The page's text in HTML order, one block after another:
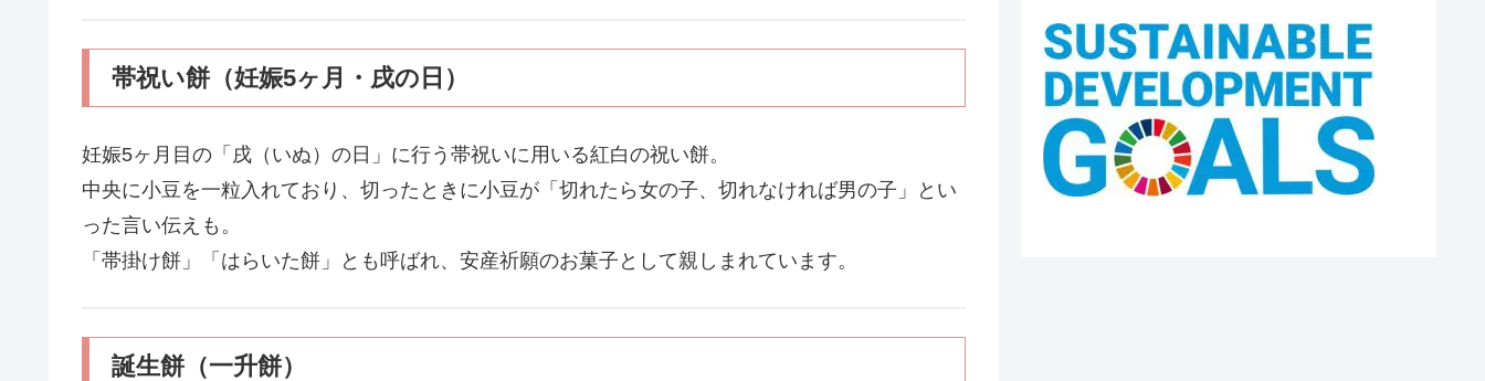
帯祝い餅（妊娠5ヶ月・戌の日）
妊娠5ヶ月目の「戌（いぬ）の日」に行う帯祝いに用いる紅白の祝い餅。
中央に小豆を一粒入れており、切ったときに小豆が「切れたら女の子、切れなければ男の子」とい
った言い伝えも。
「帯掛け餅」「はらいた餅」とも呼ばれ、安産祈願のお菓子として親しまれています。
誕生餅（一升餅）